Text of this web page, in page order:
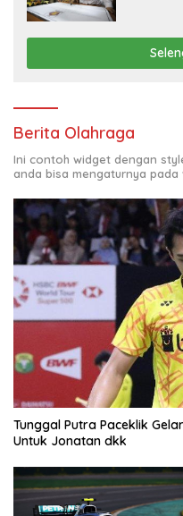
Berita Olahraga
Ini contoh widget dengan
anda bisa mengaturnya
Tunggal Putra Paceklik
Untuk Jonatan dkk